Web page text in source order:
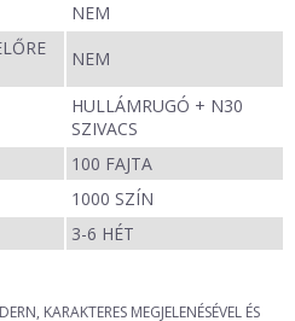
NEM
NEM
HULLÁMRUGÓ + N30
SZIVACS
100 FAJTA
1000 SZÍN
3-6 HÉT
KARAKTERES MEGJELENÉSÉVEL ÉS